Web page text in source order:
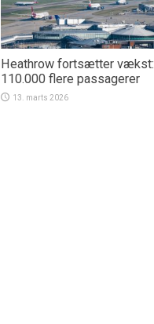
Heathrow fortsætter vækst:
110.000 flere passagerer
13. marts 2026